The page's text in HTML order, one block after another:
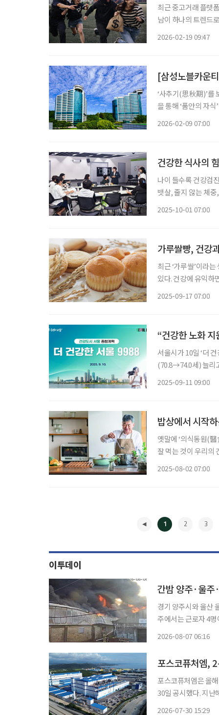
최근 중고거래 플랫
남이 하나의 트렌드
2026-02-19 09:47
[삼성노블카운
‘사추기(思秋期)’를
을 통해 ‘품안의 자
2026-02-09 07:00
건강한 식사의
나이 들수록 건강검
뱃살, 줄지 않는 체
2025-10-01 07:00
가루쌀빵, 건강
최근 ‘가루쌀’이라
있다. 건강에 유익하면서도 맛과 식감까지 살려 소화 건강에 민감한 중장년층에게 새로운 선
2025-09-17 07:00
“건강한 노화
서울시가 10일 ‘더
(70.8→74.0세) 늘리
2025-09-11 09:00
밥상에서 시작
옛말에 ‘의식동원(醫
잘 먹는 것이 우리의 건
2025-08-02 07:00
1 2 3
이투데이
간밤 양주·울
경기 양주시와 울산
주에서는 근로자 4
2026-08-07 06:16
포스코퓨처엠,
포스코퓨처엠은 올
30일 공시했다. 지난
2026-07-30 15:29